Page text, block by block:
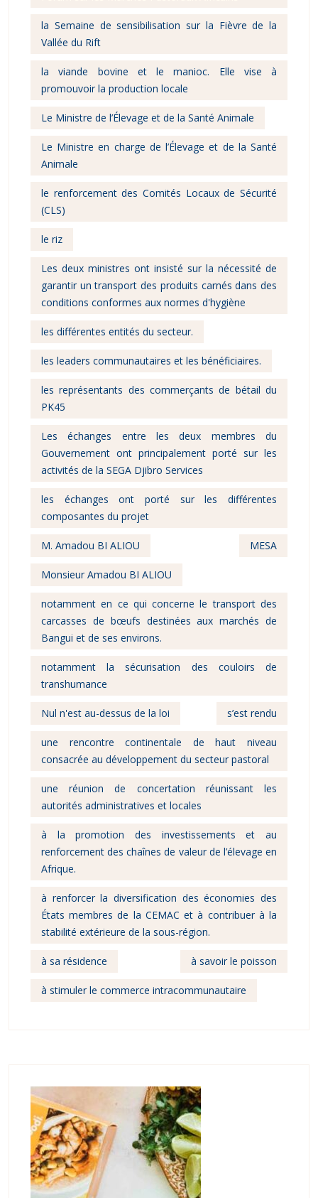
la Semaine de sensibilisation sur la Fièvre de la
Vallée du Rift
la viande bovine et le manioc. Elle vise à
promouvoir la production locale
Le Ministre de l’Élevage et de la Santé Animale
Le Ministre en charge de l’Élevage et de la Santé
Animale
le renforcement des Comités Locaux de Sécurité
(CLS)
le riz
Les deux ministres ont insisté sur la nécessité de
garantir un transport des produits carnés dans des
conditions conformes aux normes d'hygiène
les différentes entités du secteur.
les leaders communautaires et les bénéficiaires.
les représentants des commerçants de bétail du
PK45
Les échanges entre les deux membres du
Gouvernement ont principalement porté sur les
activités de la SEGA Djibro Services
les échanges ont porté sur les différentes
composantes du projet
M. Amadou BI ALIOU MESA
Monsieur Amadou BI ALIOU
notamment en ce qui concerne le transport des
carcasses de bœufs destinées aux marchés de
Bangui et de ses environs.
notamment la sécurisation des couloirs de
transhumance
Nul n'est au-dessus de la loi s’est rendu
une rencontre continentale de haut niveau
consacrée au développement du secteur pastoral
une réunion de concertation réunissant les
autorités administratives et locales
à la promotion des investissements et au
renforcement des chaînes de valeur de l’élevage en
Afrique.
à renforcer la diversification des économies des
États membres de la CEMAC et à contribuer à la
stabilité extérieure de la sous-région.
à sa résidence à savoir le poisson
à stimuler le commerce intracommunautaire